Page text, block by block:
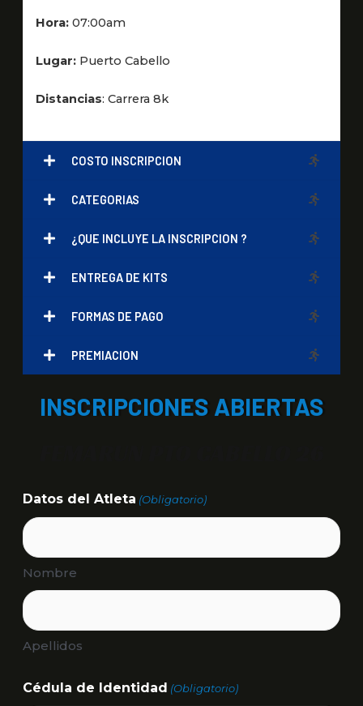
Hora: 07:00am
Lugar: Puerto Cabello
Distancias: Carrera 8k
COSTO INSCRIPCION
CATEGORIAS
¿QUE INCLUYE LA INSCRIPCION ?
ENTREGA DE KITS
FORMAS DE PAGO
PREMIACION
INSCRIPCIONES ABIERTAS
Datos del Atleta (Obligatorio)
Nombre
Apellidos
Cédula de Identidad (Obligatorio)